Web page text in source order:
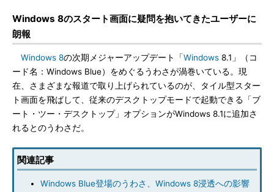
Windows 8のスタート画面に疑問を抱いてきたユーザーに
朗報
Windows 8の次期メジャーアップデート「Windows 8.1」（コ
ード名：Windows Blue）をめぐるうわさが渦巻いている。現
在、さまざまな報道で取り上げられているのが、タイル型スター
ト画面を飛ばして、従来のデスクトップモードで起動できる「ブ
ート・ツー・デスクトップ」オプションがWindows 8.1に追加さ
れるとのうわさだ。
関連記事
Windows Blue登場のうわさ、Windows 8浸透への影響